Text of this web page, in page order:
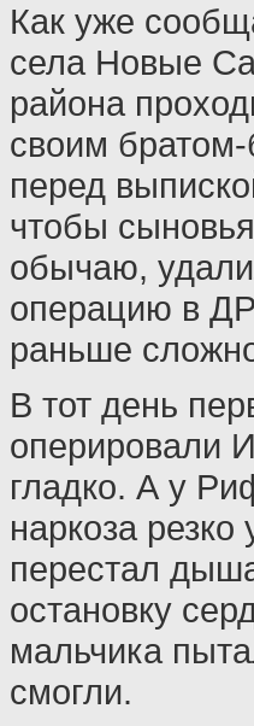
Как уже
села Новые
района
своим
перед
чтобы
обычаю,
операцию в
раньше
В тот день
оперировали
гладко. А у
наркоза
перестал
остановку
мальчика
смогли.